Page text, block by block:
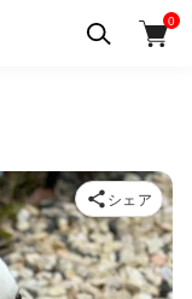
0
シェア